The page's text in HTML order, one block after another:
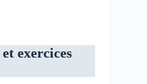
exercices